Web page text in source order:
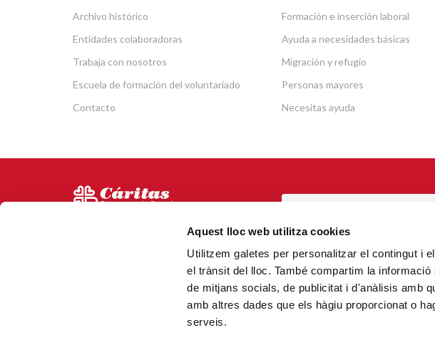
Aquest lloc web utilitza cookies
Utilitzem galetes per personalitzar el contingut i
el trànsit del lloc. També compartim la
de mitjans socials, de publicitat i d'anàlisis amb
amb altres dades que els hàgiu proporcionat o
serveis.
Archivo histórico
Entidades colaboradoras
Trabaja con nosotros
Escuela de formación del voluntariado
Contacto
Formación e inserción laboral
Ayuda a necesidades básicas
Migración y refugio
Personas mayores
Necesitas ayuda
Via Laietana 5, Entl.
08003 Barcelona.
N.000153 (Registro de
entidades religiosas)
CANAL DE DENUNCIA